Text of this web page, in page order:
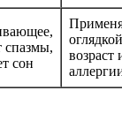
спазмы,
сон
возраст